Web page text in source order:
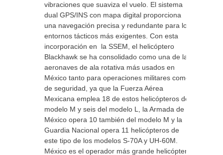
vibraciones que suaviza el vuelo. El sistema
dual GPS/INS con mapa digital proporciona
una navegación precisa y redundante para los
entornos tácticos más exigentes. Con esta
incorporación en la SSEM, el helicóptero
Blackhawk se ha consolidado como una de las
aeronaves de ala rotativa más usados en
México tanto para operaciones militares como
de seguridad, ya que la Fuerza Aérea
Mexicana emplea 18 de estos helicópteros del
modelo M y seis del modelo L, la Armada de
México opera 10 también del modelo M y la
Guardia Nacional opera 11 helicópteros de
este tipo de los modelos S-70A y UH-60M.
México es el operador más grande helicóptero